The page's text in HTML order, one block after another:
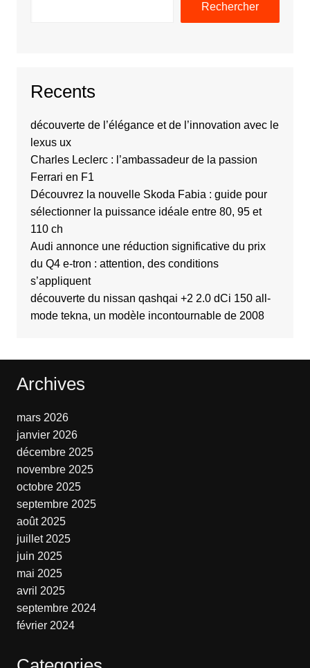
Rechercher
Recents
découverte de l’élégance et de l’innovation avec le
lexus ux
Charles Leclerc : l’ambassadeur de la passion
Ferrari en F1
Découvrez la nouvelle Skoda Fabia : guide pour
sélectionner la puissance idéale entre 80, 95 et
110 ch
Audi annonce une réduction significative du prix
du Q4 e-tron : attention, des conditions
s’appliquent
découverte du nissan qashqai +2 2.0 dCi 150 all-
mode tekna, un modèle incontournable de 2008
Archives
mars 2026
janvier 2026
décembre 2025
novembre 2025
octobre 2025
septembre 2025
août 2025
juillet 2025
juin 2025
mai 2025
avril 2025
septembre 2024
février 2024